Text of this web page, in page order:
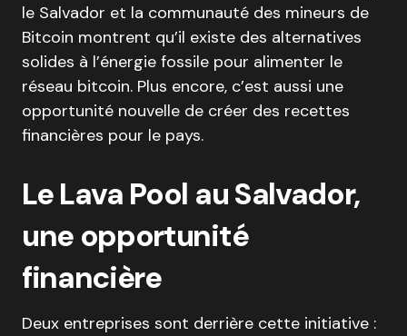
le Salvador et la communauté des mineurs de
Bitcoin montrent qu’il existe des alternatives
solides à l’énergie fossile pour alimenter le
réseau bitcoin. Plus encore, c’est aussi une
opportunité nouvelle de créer des recettes
financières pour le pays.
Le Lava Pool au Salvador,
une opportunité
financière
Deux entreprises sont derrière cette initiative :